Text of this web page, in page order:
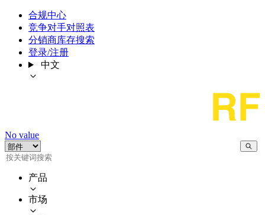
合规中心
竞争对手对照表
分销商库存搜索
登录/注册
中文
No value
产品
市场